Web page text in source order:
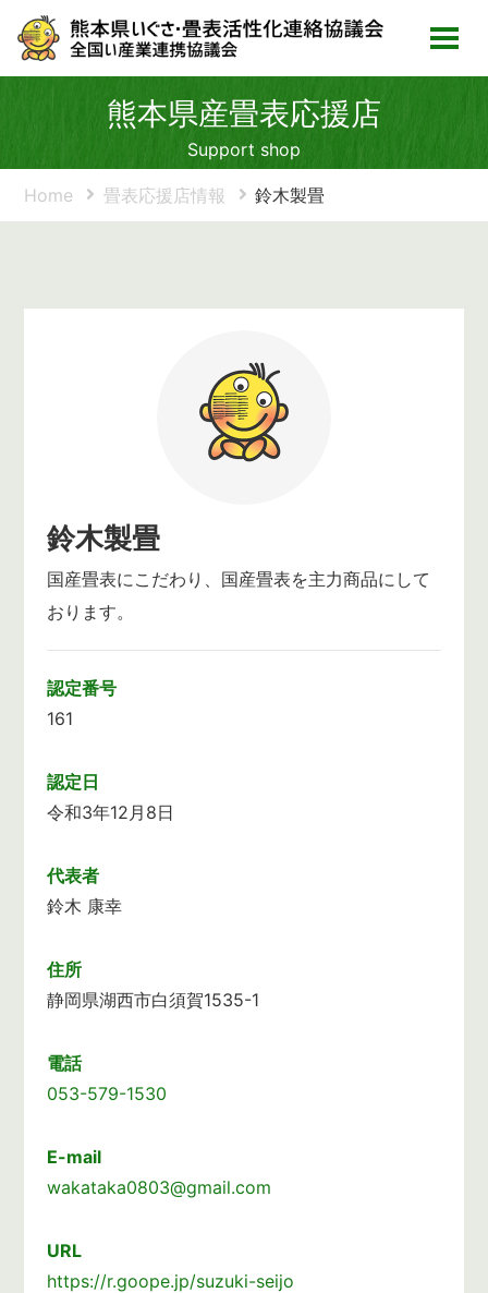
熊本県産畳表応援店
Support shop
Home 畳表応援店情報 鈴木製畳
鈴木製畳
国産畳表にこだわり、国産畳表を主力商品にして
おります。
認定番号
161
認定日
令和3年12月8日
代表者
鈴木 康幸
住所
静岡県湖西市白須賀1535-1
電話
053-579-1530
E-mail
wakataka0803@gmail.com
URL
https://r.goope.jp/suzuki-seijo